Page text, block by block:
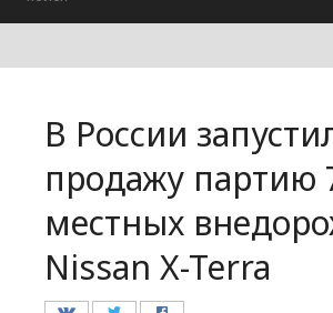
Авто
Происшествия
Редакция
В России
продажу партию
местных
Nissan X-Terra